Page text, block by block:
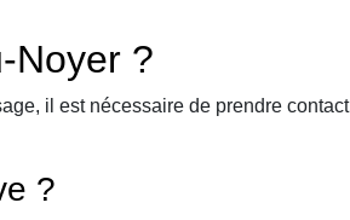
Noyer ?
il est nécessaire de prendre contact
?